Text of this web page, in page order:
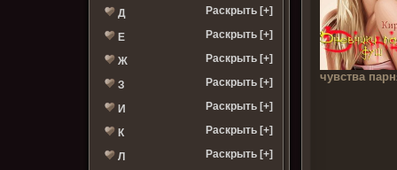
Д Раскрыть [+]
Е Раскрыть [+]
Ж Раскрыть [+]
З Раскрыть [+]
И Раскрыть [+]
К Раскрыть [+]
Л Раскрыть [+]
чувства